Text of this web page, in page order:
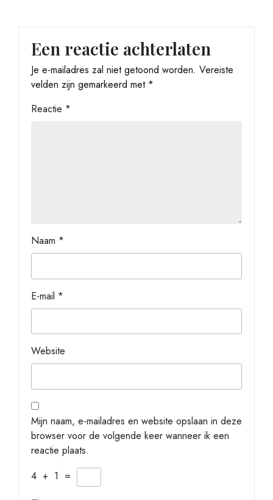
Een reactie achterlaten
Je e-mailadres zal niet getoond worden. Vereiste
velden zijn gemarkeerd met *
Reactie *
Naam *
E-mail *
Website
Mijn naam, e-mailadres en website opslaan in deze
browser voor de volgende keer wanneer ik een
reactie plaats.
4 + 1 =